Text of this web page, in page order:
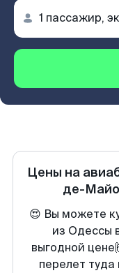
Цены на
де-
😍 Вы можете
из Одессы
выгодной
перелет